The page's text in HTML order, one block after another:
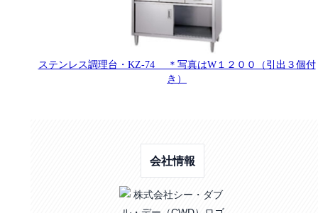
ステンレス調理台・KZ-74 ＊写真はW１２００（引出３個付
き）
会社情報